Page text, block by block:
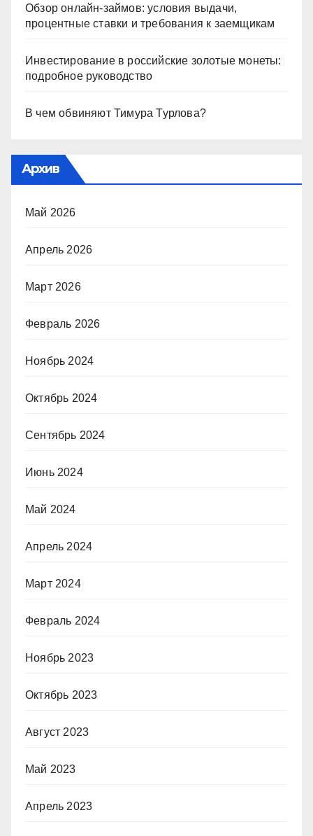
Обзор онлайн-займов: условия выдачи,
процентные ставки и требования к заемщикам
Инвестирование в российские золотые монеты:
подробное руководство
В чем обвиняют Тимура Турлова?
Архив
Май 2026
Апрель 2026
Март 2026
Февраль 2026
Ноябрь 2024
Октябрь 2024
Сентябрь 2024
Июнь 2024
Май 2024
Апрель 2024
Март 2024
Февраль 2024
Ноябрь 2023
Октябрь 2023
Август 2023
Май 2023
Апрель 2023